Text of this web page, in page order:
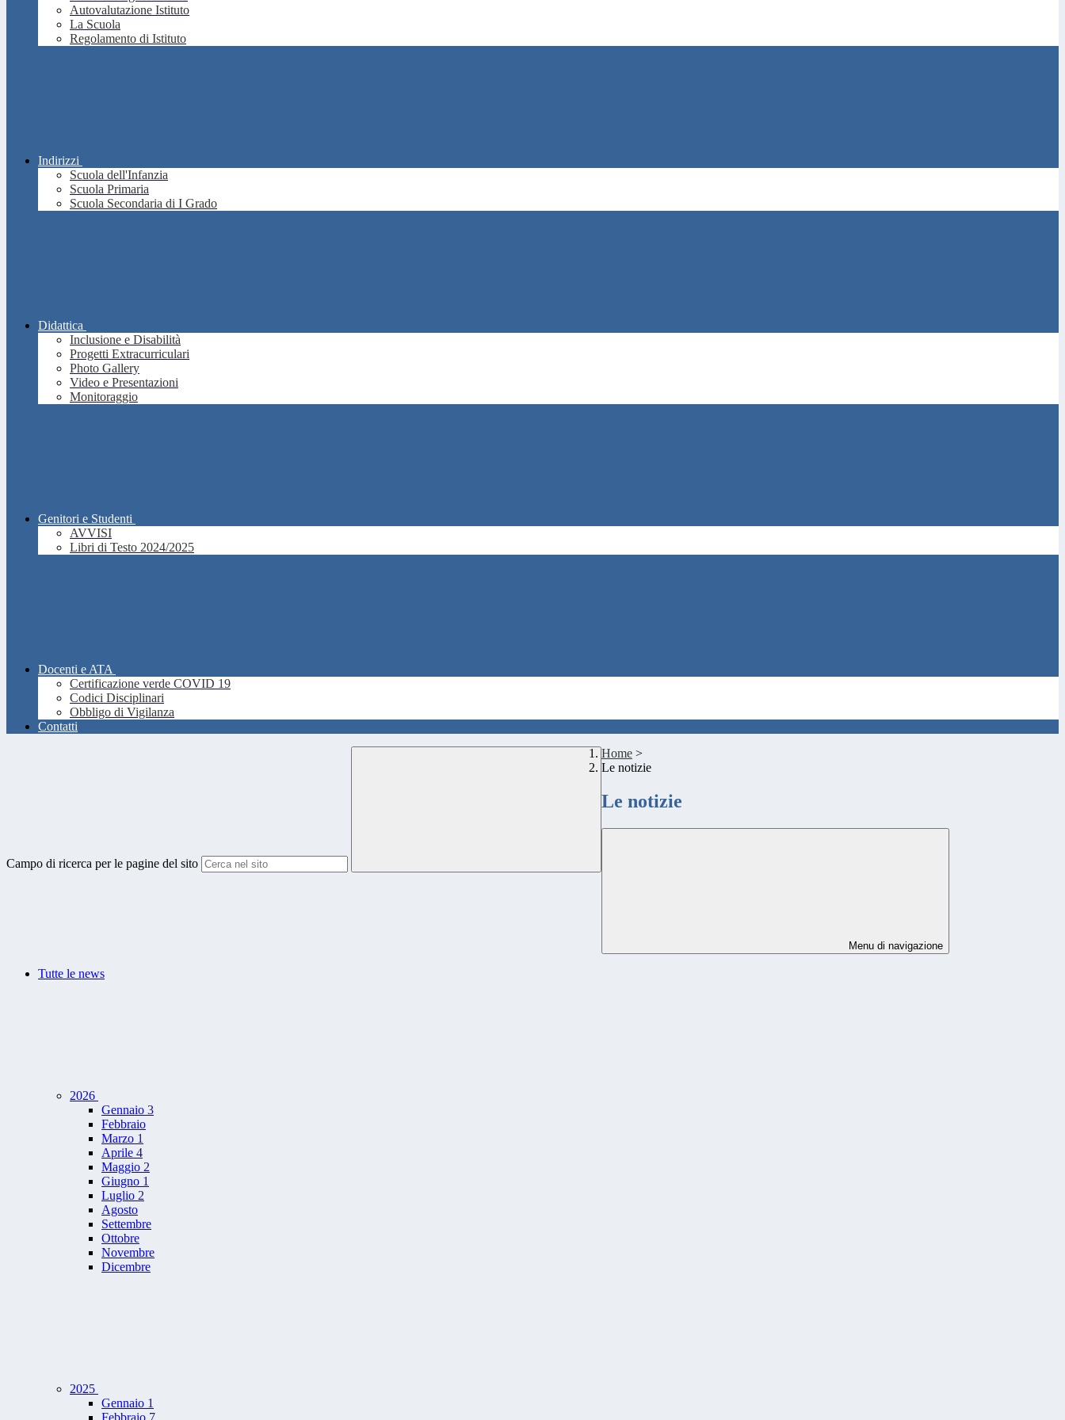
Autovalutazione Istituto
La Scuola
Regolamento di Istituto
Indirizzi
Scuola dell'Infanzia
Scuola Primaria
Scuola Secondaria di I Grado
Didattica
Inclusione e Disabilità
Progetti Extracurriculari
Photo Gallery
Video e Presentazioni
Monitoraggio
Genitori e Studenti
AVVISI
Libri di Testo 2024/2025
Docenti e ATA
Certificazione verde COVID 19
Codici Disciplinari
Obbligo di Vigilanza
Contatti
Campo di ricerca per le pagine del sito
Home >
Le notizie
Le notizie
Menu di navigazione
Tutte le news
2026
Gennaio 3
Febbraio
Marzo 1
Aprile 4
Maggio 2
Giugno 1
Luglio 2
Agosto
Settembre
Ottobre
Novembre
Dicembre
2025
Gennaio 1